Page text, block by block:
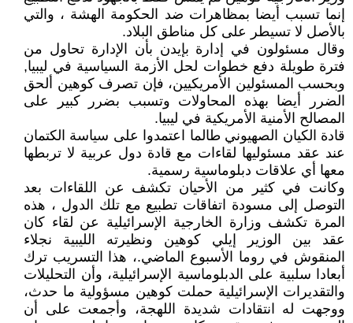
إنما تسبب أيضا بمظاهرات ضد الحكومة الهشة ، والتي
بالأصل لا تسيطر على كل مناطق البلاد.
وقال مسئولون في إدارة بإيدن بأن الإدارة تحاول من
فترة طويلة دفع خطوات لحل الأزمة السياسية في ليبيا,
وبحسب المسئولين الأمريكيين، فإن تصرف كوهين ألحق
الضرر أيضا بهذه المحاولات وتسبب بضرر كبير على
المصالح الأمنية الأمريكية في ليبيا.
قادة الكيان الصهيوني طالما اعتمدوا على سياسة الكتمان
عند عقد مسئوليها لقاءات مع قادة دول عربية لا تربطها
معها أي علاقات دبلوماسية رسمية.
وكانت في كثير من الأحيان تكشف عن اللقاءات بعد
التوصل إلى مسودة اتفاقات تطبيع مع تلك الدول ، هذه
المرة تكشف وزارة الخارجية الإسرائيلية عن لقاء كان
عقد بين الوزير إيلي كوهين ونظيرته الليبية نجلاء
المنقوش في روما الأسبوع الماضي.، هذا التسريب ترك
أبعادا سلبية على الدبلوماسية الإسرائيلية، وأن التحليلات
والتقديرات الإسرائيلية حملت كوهين مسؤولية ما حدث،
ووجهت له انتقادات شديدة اللهجة، وأجمعت على أن